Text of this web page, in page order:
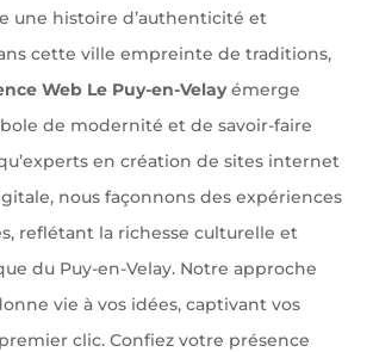
une histoire d’authenticité et
cette ville empreinte de traditions,
Web Le Puy-en-Velayémerge
de modernité et de savoir-faire
en création de sites internet
nous façonnons des expériences
reflétant la richesse culturelle et
du Puy-en-Velay. Notre approche
vie à vos idées, captivant vos
clic. Confiez votre présence